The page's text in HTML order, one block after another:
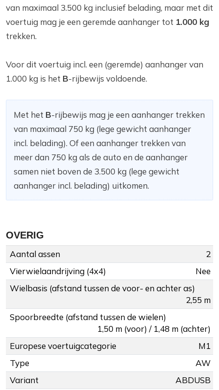
van maximaal 3.500 kg inclusief belading, maar met dit
voertuig mag je een geremde aanhanger tot 1.000 kg
trekken.
Voor dit voertuig incl. een (geremde) aanhanger van
1.000 kg is het B-rijbewijs voldoende.
Met het B-rijbewijs mag je een aanhanger trekken
van maximaal 750 kg (lege gewicht aanhanger
incl. belading). Of een aanhanger trekken van
meer dan 750 kg als de auto en de aanhanger
samen niet boven de 3.500 kg (lege gewicht
aanhanger incl. belading) uitkomen.
OVERIG
Aantal assen
2
Vierwielaandrijving (4x4)
Nee
Wielbasis (afstand tussen de voor- en achter as)
2,55 m
Spoorbreedte (afstand tussen de wielen)
1,50 m (voor) / 1,48 m (achter)
Europese voertuigcategorie
M1
Type
AW
Variant
ABDUSB